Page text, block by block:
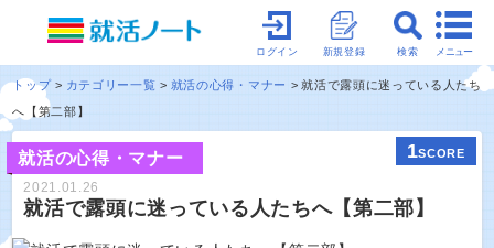
メニュー
検索
新規登録
ログイン
トップ カテゴリー一覧 就活の心得・マナー
就活で露頭に迷っている人たち
へ【第二部】
就活の心得・マナー 1SCORE
2021.01.26
就活で露頭に迷っている人たちへ【第二部】